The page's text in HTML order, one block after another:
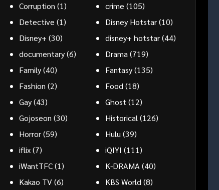
Corruption (1) crime (105)
Detective (1) Disney Hotstar(10)
Disney+ (30) disney+ hotstar(44)
documentary(6) Drama(719)
Family(40) Fantasy(135)
Fashion (2) Food(18)
Gay(43) Ghost(12)
Gojoseon (30) Historical(126)
Horror(59) Hulu(39)
iflix(7) iQIYI (111)
iWantTFC(1) K-DRAMA(40)
Kakao TV(6) KBS World(8)